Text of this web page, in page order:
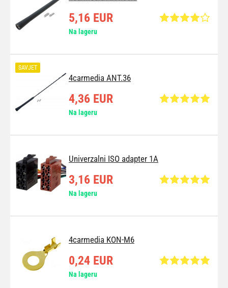
5,16 EUR
Na lageru
4carmedia ANT.36
SAVJET
4,36 EUR
Na lageru
Univerzalni ISO adapter 1A
3,16 EUR
Na lageru
4carmedia KON-M6
0,24 EUR
Na lageru